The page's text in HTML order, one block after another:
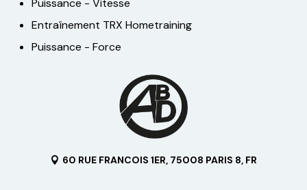
Entraînement TRX Hometraining
Puissance - Force
60 RUE FRANCOIS 1ER, 75008 PARIS 8, FR